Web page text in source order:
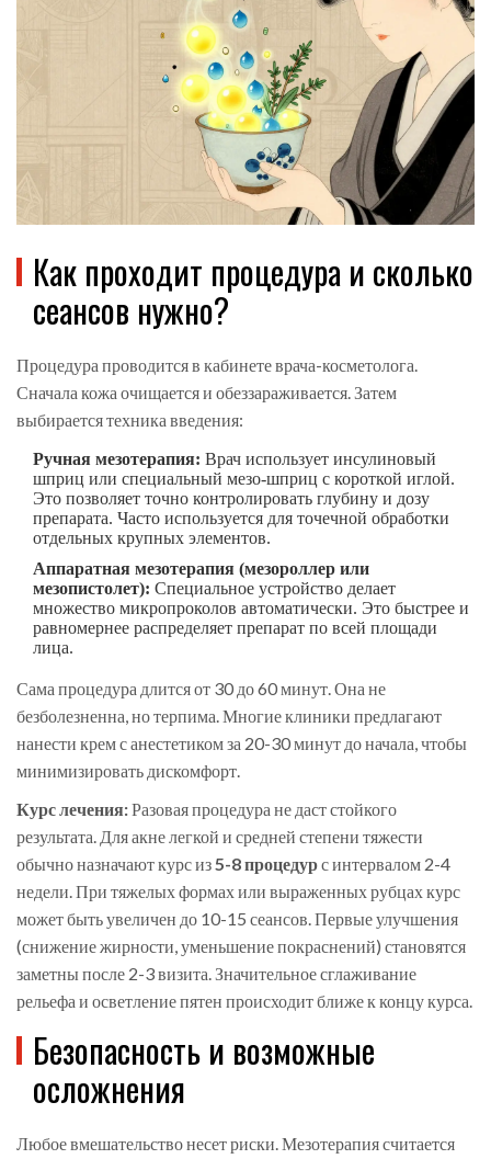
Как проходит процедура и сколько
сеансов нужно?
Процедура проводится в кабинете врача-косметолога.
Сначала кожа очищается и обеззараживается. Затем
выбирается техника введения:
Ручная мезотерапия: Врач использует инсулиновый
шприц или специальный мезо-шприц с короткой иглой.
Это позволяет точно контролировать глубину и дозу
препарата. Часто используется для точечной обработки
отдельных крупных элементов.
Аппаратная мезотерапия (мезороллер или
мезопистолет): Специальное устройство делает
множество микропроколов автоматически. Это быстрее и
равномернее распределяет препарат по всей площади
лица.
Сама процедура длится от 30 до 60 минут. Она не
безболезненна, но терпима. Многие клиники предлагают
нанести крем с анестетиком за 20-30 минут до начала, чтобы
минимизировать дискомфорт.
Курс лечения:Разовая процедура не даст стойкого
результата. Для акне легкой и средней степени тяжести
обычно назначают курс из5-8 процедурс интервалом 2-4
недели. При тяжелых формах или выраженных рубцах курс
может быть увеличен до 10-15 сеансов. Первые улучшения
(снижение жирности, уменьшение покраснений) становятся
заметны после 2-3 визита. Значительное сглаживание
рельефа и осветление пятен происходит ближе к концу курса.
Безопасность и возможные
осложнения
Любое вмешательство несет риски. Мезотерапия считается